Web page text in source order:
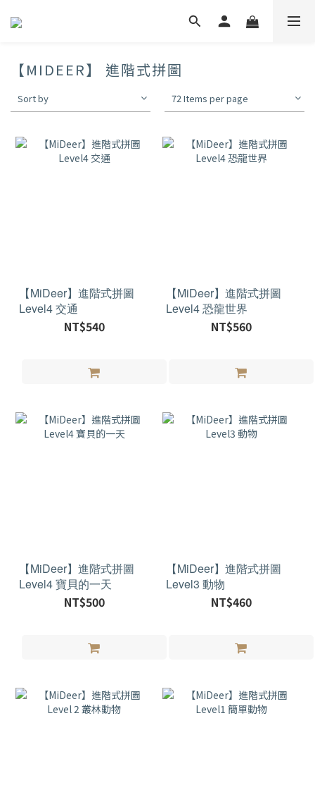
【MIDEER】 進階式拼圖
Sort by 72 Items per page
【MiDeer】進階式拼圖
Level4 交通
NT$540
【MiDeer】進階式拼圖
Level4 恐龍世界
NT$560
【MiDeer】進階式拼圖
Level4 寶貝的一天
NT$500
【MiDeer】進階式拼圖
Level3 動物
NT$460